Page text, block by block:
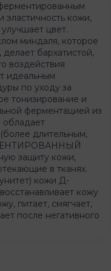
эластичность кожи,
цвет.
миндаля, которое
делает бархатистой,
воздействия
идеальным
по уходу за
тонизирование и
ферментацией из
обладает
длительным,
защиту кожи,
в тканях.
кожи Д-
кожу
питает, смягчает,
после негативного